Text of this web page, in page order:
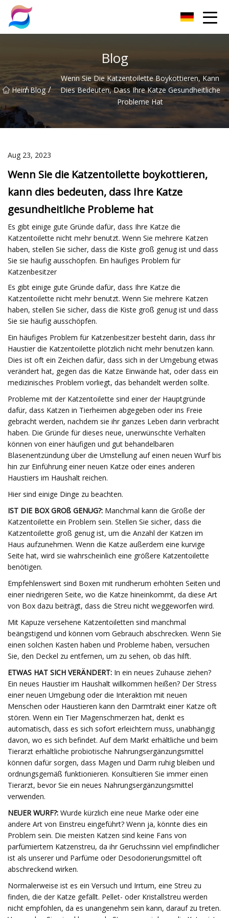
Blog
Heim
/ Blog /
Wenn Sie Die Katzentoilette Boykottieren, Kann
Dies Bedeuten, Dass Ihre Katze Gesundheitliche
Probleme Hat
Aug 23, 2023
Wenn Sie die Katzentoilette boykottieren,
kann dies bedeuten, dass Ihre Katze
gesundheitliche Probleme hat
Es gibt einige gute Gründe dafür, dass Ihre Katze die
Katzentoilette nicht mehr benutzt. Wenn Sie mehrere Katzen
haben, stellen Sie sicher, dass die Kiste groß genug ist und dass
Sie sie häufig ausschöpfen. Ein häufiges Problem für
Katzenbesitzer
Es gibt einige gute Gründe dafür, dass Ihre Katze die
Katzentoilette nicht mehr benutzt. Wenn Sie mehrere Katzen
haben, stellen Sie sicher, dass die Kiste groß genug ist und dass
Sie sie häufig ausschöpfen.
Ein häufiges Problem für Katzenbesitzer besteht darin, dass ihr
Haustier die Katzentoilette plötzlich nicht mehr benutzen kann.
Dies ist oft ein Zeichen dafür, dass sich in der Umgebung etwas
verändert hat, gegen das die Katze Einwände hat, oder dass ein
medizinisches Problem vorliegt, das behandelt werden sollte.
Probleme mit der Katzentoilette sind einer der Hauptgründe
dafür, dass Katzen in Tierheimen abgegeben oder ins Freie
gebracht werden, nachdem sie ihr ganzes Leben darin verbracht
haben. Die Gründe für dieses neue, unerwünschte Verhalten
können von einer häufigen und gut behandelbaren
Blasenentzündung über die Umstellung auf einen neuen Wurf bis
hin zur Einführung einer neuen Katze oder eines anderen
Haustiers im Haushalt reichen.
Hier sind einige Dinge zu beachten.
IST DIE BOX GROß GENUG?: Manchmal kann die Größe der
Katzentoilette ein Problem sein. Stellen Sie sicher, dass die
Katzentoilette groß genug ist, um die Anzahl der Katzen im
Haus aufzunehmen. Wenn die Katze außerdem eine kurvige
Seite hat, wird sie wahrscheinlich eine größere Katzentoilette
benötigen.
Empfehlenswert sind Boxen mit rundherum erhöhten Seiten und
einer niedrigeren Seite, wo die Katze hineinkommt, da diese Art
von Box dazu beiträgt, dass die Streu nicht weggeworfen wird.
Mit Kapuze versehene Katzentoiletten sind manchmal
beängstigend und können vom Gebrauch abschrecken. Wenn Sie
einen solchen Kasten haben und Probleme haben, versuchen
Sie, den Deckel zu entfernen, um zu sehen, ob das hilft.
ETWAS HAT SICH VERÄNDERT: In ein neues Zuhause ziehen?
Ein neues Haustier im Haushalt willkommen heißen? Der Stress
einer neuen Umgebung oder die Interaktion mit neuen
Menschen oder Haustieren kann den Darmtrakt einer Katze oft
stören. Wenn ein Tier Magenschmerzen hat, denkt es
automatisch, dass es sich sofort erleichtern muss, unabhängig
davon, wo es sich befindet. Auf dem Markt erhältliche und beim
Tierarzt erhältliche probiotische Nahrungsergänzungsmittel
können dafür sorgen, dass Magen und Darm ruhig bleiben und
ordnungsgemäß funktionieren. Konsultieren Sie immer einen
Tierarzt, bevor Sie ein neues Nahrungsergänzungsmittel
verwenden.
NEUER WURF?: Wurde kürzlich eine neue Marke oder eine
andere Art von Einstreu eingeführt? Wenn ja, könnte dies ein
Problem sein. Die meisten Katzen sind keine Fans von
parfümiertem Katzenstreu, da ihr Geruchssinn viel empfindlicher
ist als unserer und Parfüme oder Desodorierungsmittel oft
abschreckend wirken.
Normalerweise ist es ein Versuch und Irrtum, eine Streu zu
finden, die der Katze gefällt. Pellet- oder Kristallstreu werden
nicht empfohlen, da es unangenehm sein kann, darauf zu treten.